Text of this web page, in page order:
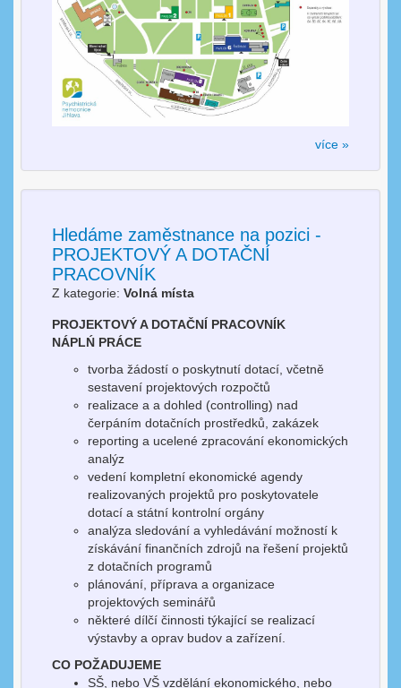
více »
Hledáme zaměstnance na pozici -
PROJEKTOVÝ A DOTAČNÍ
PRACOVNÍK
Z kategorie: Volná místa
PROJEKTOVÝ A DOTAČNÍ PRACOVNÍK
NÁPLŃ PRÁCE
tvorba žádostí o poskytnutí dotací, včetně
sestavení projektových rozpočtů
realizace a a dohled (controlling) nad
čerpáním dotačních prostředků, zakázek
reporting a ucelené zpracování ekonomických
analýz
vedení kompletní ekonomické agendy
realizovaných projektů pro poskytovatele
dotací a státní kontrolní orgány
analýza sledování a vyhledávání možností k
získávání finančních zdrojů na řešení projektů
z dotačních programů
plánování, příprava a organizace
projektových seminářů
některé dílčí činnosti týkající se realizací
výstavby a oprav budov a zařízení.
CO POŽADUJEME
SŠ, nebo VŠ vzdělání ekonomického, nebo